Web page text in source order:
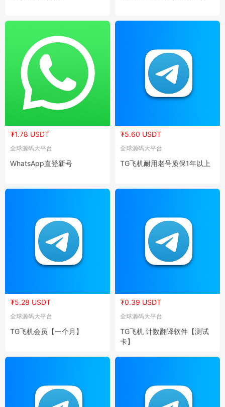
₮1.78 USDT
全球源码大平台
WhatsApp直登新号
₮5.60 USDT
全球源码大平台
TG飞机耐用老号质保1年以上
₮5.28 USDT
全球源码大平台
TG飞机会员【一个月】
₮0.39 USDT
全球源码大平台
TG飞机 计数翻译软件【测试
卡】